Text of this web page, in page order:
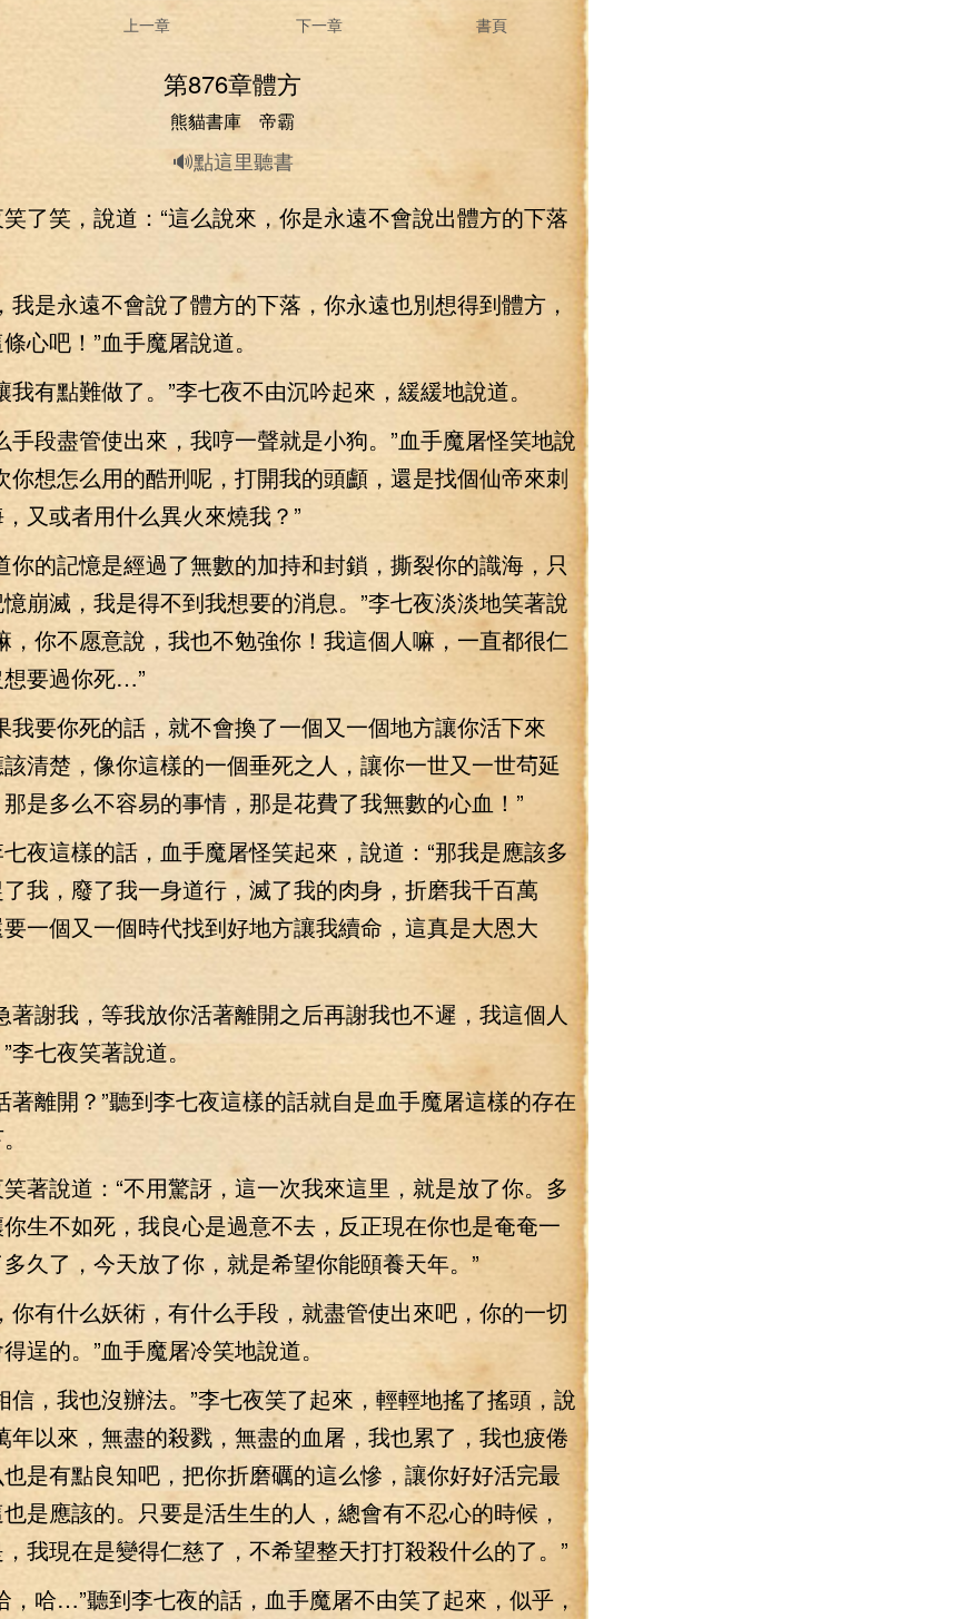
上一章 下一章 書頁
第876章體方
熊貓書庫 帝霸
🔊點這里聽書
笑，說道：“這么說來，你是永遠不會說出體方的下落
是永遠不會說了體方的下落，你永遠也別想得到體方，
心吧！”血手魔屠說道。
點難做了。”李七夜不由沉吟起來，緩緩地說道。
段盡管使出來，我哼一聲就是小狗。”血手魔屠怪笑地說
你想怎么用的酷刑呢，打開我的頭顱，還是找個仙帝來刺
又或者用什么異火來燒我？”
記憶是經過了無數的加持和封鎖，撕裂你的識海，只
崩滅，我是得不到我想要的消息。”李七夜淡淡地笑著說
，你不愿意說，我也不勉強你！我這個人嘛，一直都很仁
要過你死…”
你死的話，就不會換了一個又一個地方讓你活下來
清楚，像你這樣的一個垂死之人，讓你一世又一世茍延
是多么不容易的事情，那是花費了我無數的心血！”
這樣的話，血手魔屠怪笑起來，說道：“那我是應該多
我，廢了我一身道行，滅了我的肉身，折磨我千百萬
一個又一個時代找到好地方讓我續命，這真是大恩大
我，等我放你活著離開之后再謝我也不遲，我這個人
李七夜笑著說道。
開？”聽到李七夜這樣的話就自是血手魔屠這樣的存在
說道：“不用驚訝，這一次我來這里，就是放了你。多
生不如死，我良心是過意不去，反正現在你也是奄奄一
久了，今天放了你，就是希望你能頤養天年。”
什么妖術，有什么手段，就盡管使出來吧，你的一切
逞的。”血手魔屠冷笑地說道。
我也沒辦法。”李七夜笑了起來，輕輕地搖了搖頭，說
年以來，無盡的殺戮，無盡的血屠，我也累了，我也疲倦
是有點良知吧，把你折磨礪的這么慘，讓你好好活完最
是應該的。只要是活生生的人，總會有不忍心的時候，
我現在是變得仁慈了，不希望整天打打殺殺什么的了。”
…”聽到李七夜的話，血手魔屠不由笑了起來，似乎，